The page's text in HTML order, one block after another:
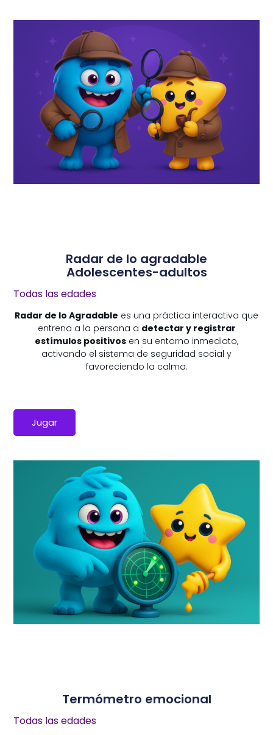
Radar de lo agradable
Adolescentes-adultos
Todas las edades
Radar de lo Agradable es una práctica interactiva que
entrena a la persona a detectar y registrar
estímulos positivos en su entorno inmediato,
activando el sistema de seguridad social y
favoreciendo la calma.
Jugar
Termómetro emocional
Todas las edades